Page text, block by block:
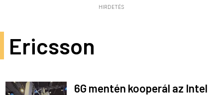
HIRDETÉS
Ericsson
6G mentén kooperál az Intel